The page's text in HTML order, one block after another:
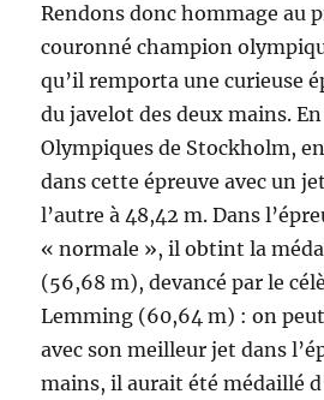
Rendons donc hommage au
couronné champion
qu’il remporta une curieuse
du javelot des deux mains.
Olympiques de Stockholm,
dans cette épreuve avec un
l’autre à 48,42 m. Dans
« normale », il obtint la
(56,68 m), devancé par le
Lemming (60,64 m) : on
avec son meilleur jet dans
mains, il aurait été médaillé